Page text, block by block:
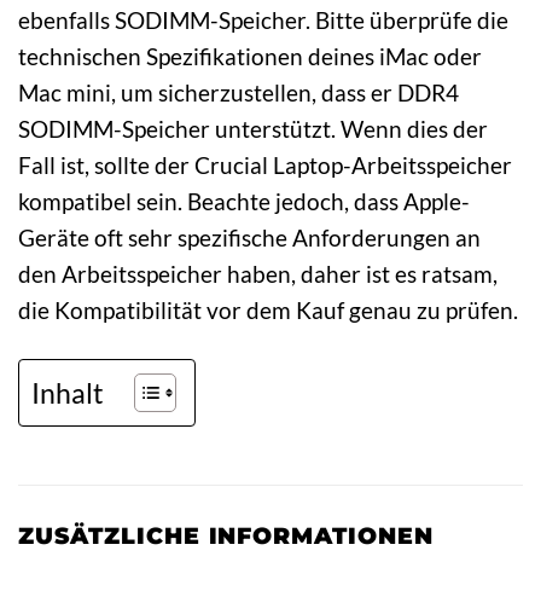
ebenfalls SODIMM-Speicher. Bitte überprüfe die
technischen Spezifikationen deines iMac oder
Mac mini, um sicherzustellen, dass er DDR4
SODIMM-Speicher unterstützt. Wenn dies der
Fall ist, sollte der Crucial Laptop-Arbeitsspeicher
kompatibel sein. Beachte jedoch, dass Apple-
Geräte oft sehr spezifische Anforderungen an
den Arbeitsspeicher haben, daher ist es ratsam,
die Kompatibilität vor dem Kauf genau zu prüfen.
Inhalt
ZUSÄTZLICHE INFORMATIONEN